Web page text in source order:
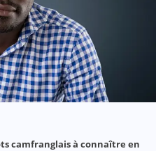
camfranglais à connaître en